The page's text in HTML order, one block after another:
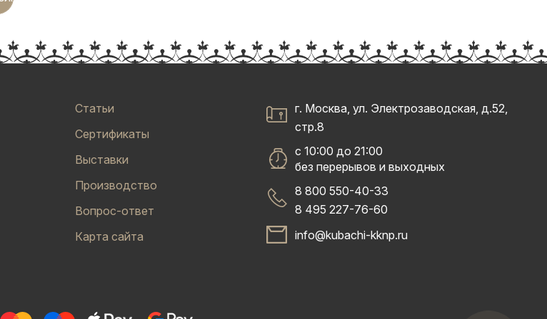
Статьи
Сертификаты
Выставки
Производство
Вопрос-ответ
Карта сайта
г. Москва, ул. Электрозаводская, д.52,
стр.8
с 10:00 до 21:00
без перерывов и выходных
8 800 550-40-33
8 495 227-76-60
info@kubachi-kknp.ru